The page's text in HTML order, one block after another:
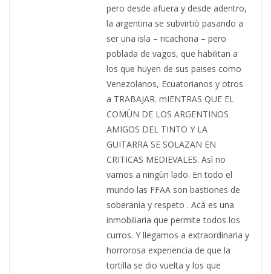
pero desde afuera y desde adentro,
la argentina se subvirtiò pasando a
ser una isla – ricachona – pero
poblada de vagos, que habilitan a
los que huyen de sus paises como
Venezolanos, Ecuatorianos y otros
a TRABAJAR. mIENTRAS QUE EL
COMÙN DE LOS ARGENTINOS
AMIGOS DEL TINTO Y LA
GUITARRA SE SOLAZAN EN
CRITICAS MEDIEVALES. Asì no
vamos a ningùn lado. En todo el
mundo las FFAA son bastiones de
soberanìa y respeto . Acà es una
inmobiliaria que permite todos los
curros. Y llegamos a extraordinaria y
horrorosa experiencia de que la
tortilla se dio vuelta y los que